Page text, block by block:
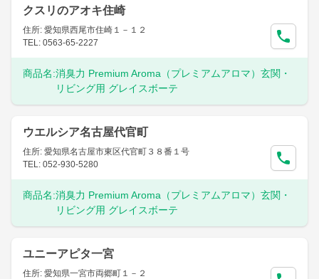
クスリのアオキ住崎
住所: 愛知県西尾市住崎１－１２
TEL: 0563-65-2227
商品名:消臭力 Premium Aroma（プレミアムアロマ）玄関・
リビング用 グレイスボーテ
ウエルシア名古屋代官町
住所: 愛知県名古屋市東区代官町３８番１号
TEL: 052-930-5280
商品名:消臭力 Premium Aroma（プレミアムアロマ）玄関・
リビング用 グレイスボーテ
ユニーアピタ一宮
住所: 愛知県一宮市両郷町１－２